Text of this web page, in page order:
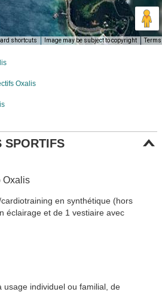
shortcuts Image may be subject to copyright Terms
Oxalis
SPORTIFS
Oxalis
en synthétique (hors
éclairage et de 1 vestiaire avec
usage individuel ou familial, de